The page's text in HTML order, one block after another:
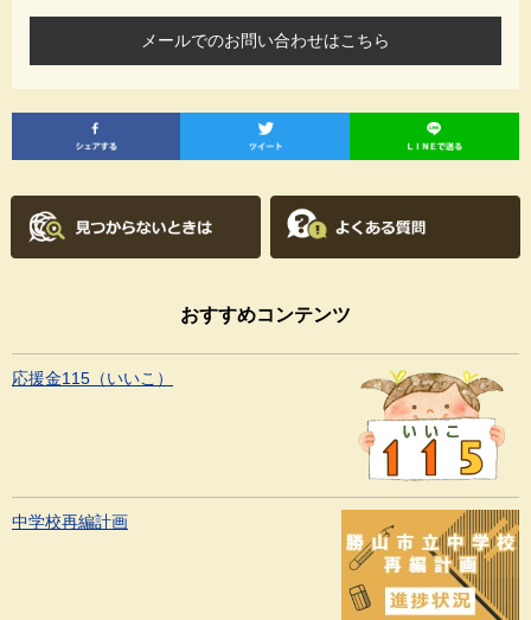
メールでのお問い合わせはこちら
おすすめコンテンツ
応援金115（いいこ）
中学校再編計画